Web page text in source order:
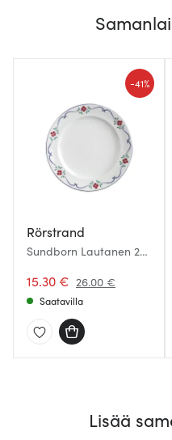
Rörstrand
Sundborn Lautanen 24
15.30 € 26.00 €
-41%
Saatavilla
Lisää